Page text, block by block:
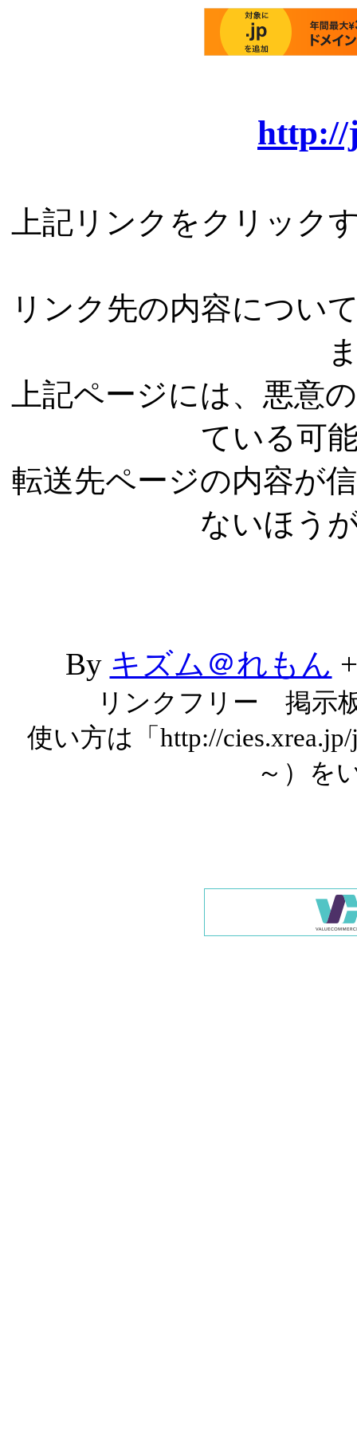
http://
上記リンクをクリック
リンク先の内容につい
上記ページには、悪意
ている可
転送先ページの内容が
ないほう
By キズム＠れもん
リンクフリー 掲示
使い方は「http://
～）を